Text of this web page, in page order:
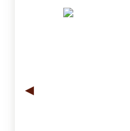
◄